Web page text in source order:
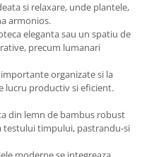
si relaxare, unde plantele,
armonios.
eleganta sau un spatiu de
precum lumanari
organizate si la
lucru productiv si eficient.
din lemn de bambus robust
testului timpului, pastrandu-si